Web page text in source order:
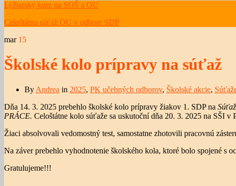
Lyžiarsky kurz na SOŠ a OU
Celoštátna súťaž OU v odbore SDP
mar 15
Školské kolo prípravy na súťaž
By Andrea in 2025, PK učebných odborov, Školské akcie,
Dňa 14. 3. 2025 prebehlo školské kolo prípravy žiakov 1. SDP na
PRÁCE. Celoštátne kolo súťaže sa uskutoční dňa 20. 3. 2025 na SŠI v
Žiaci absolvovali vedomostný test, samostatne zhotovili pracovnú
Na záver prebehlo vyhodnotenie školského kola, ktoré bolo spojené s
Gratulujeme!!!